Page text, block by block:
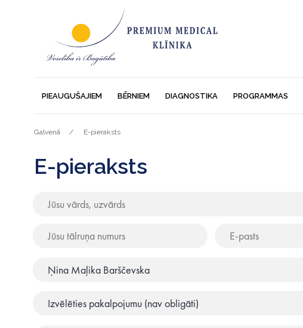
PIEAUGUŠAJIEM BĒRNIEM DIAGNOSTIKA PROGRAMMAS
Galvenā E-pieraksts
E-pieraksts